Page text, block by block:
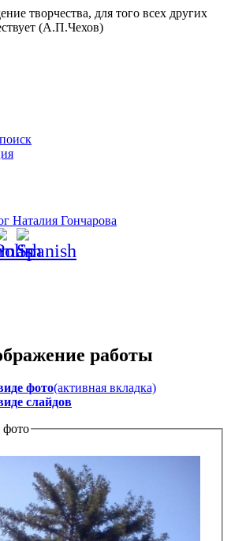
творчества, для того всех других
(А.П.Чехов)
Наталия Гончарова
работы
фото(активная вкладка)
слайдов
фото